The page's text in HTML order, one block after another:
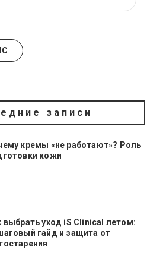
записи
кремы «не работают»? Роль
кожи
выбрать уход iS Clinical летом:
гайд и защита от